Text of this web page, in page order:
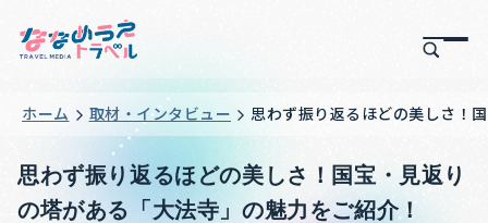
ホーム 取材・インタビュー 思わず振り返るほどの美しさ！
思わず振り返るほどの美しさ！国宝・見返り
の塔がある「大法寺」の魅力をご紹介！